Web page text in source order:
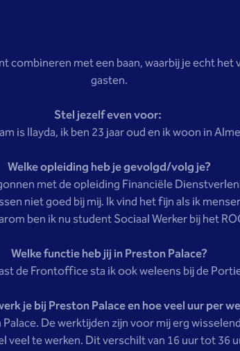
combineren met een baan, waarbij je echt
gasten.
Stel jezelf even voor:
is Ilayda, ik ben 23 jaar oud en ik woon in
Welke opleiding heb je gevolgd/volg je?
met de opleiding Financiële
niet goed bij mij. Ik vind het fijn als ik
ben ik nu student Sociaal Werker bij het
Welke functie heb jij in Preston Palace?
de Frontoffice sta ik ook weleens bij de
je bij Preston Palace en hoe veel uur per
De werktijden zijn voor mij erg
veel te werken. Dit verschilt van 16 uur tot 36